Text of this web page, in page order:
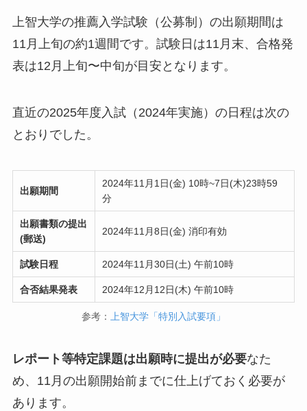
上智大学の推薦入学試験（公募制）の出願期間は
11月上旬の約1週間です。試験日は11月末、合格発
表は12月上旬〜中旬が目安となります。
直近の2025年度入試（2024年実施）の日程は次の
とおりでした。
出願期間
2024年11月1日(金) 10時~7日(木)23時59
分
出願書類の提出
(郵送)
2024年11月8日(金) 消印有効
試験日程 2024年11月30日(土) 午前10時
合否結果発表 2024年12月12日(木) 午前10時
参考： 上智大学「特別入試要項」
レポート等特定課題は出願時に提出が必要なた
め、11月の出願開始前までに仕上げておく必要が
あります。